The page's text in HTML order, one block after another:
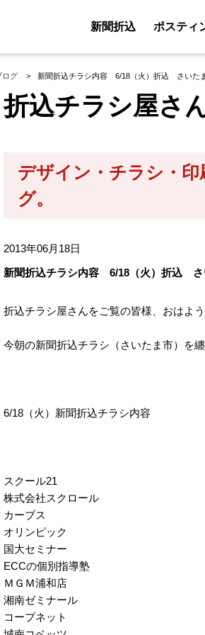
新聞折込 ポスティ
ログ 新聞折込チラシ内容 6/18（火）折込 さいた
折込チラシ屋さ
デザイン・チラシ・
グ。
2013年06月18日
新聞折込チラシ内容 6/18（火）折込 さ
折込チラシ屋さんをご覧の皆様、おはよう
今朝の新聞折込チラシ（さいたま市）を纏
6/18（火）新聞折込チラシ内容
スクール21
株式会社スクロール
カーブス
オリンピック
国大セミナー
ECCの個別指導塾
ＭＧＭ浦和店
湘南ゼミナール
コープネット